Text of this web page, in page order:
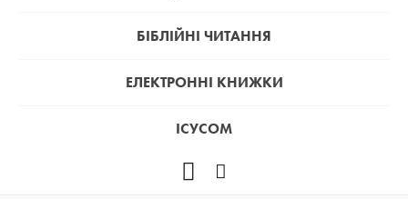
БІБЛІЙНІ ЧИТАННЯ
ЕЛЕКТРОННІ КНИЖКИ
ІСУСОМ
YOUTUBE